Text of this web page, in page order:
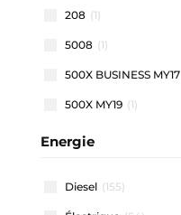
208 (1)
5008 (1)
500X BUSINESS MY17
500X MY19 (1)
500X MY22
911 CARRERA COUPE
Energie
Diesel (155)